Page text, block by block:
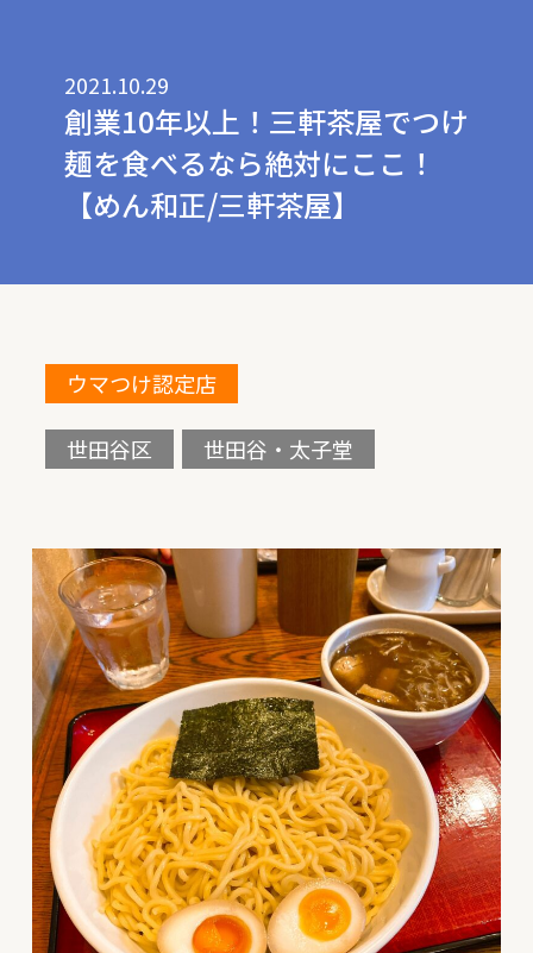
2021.10.29
創業10年以上！三軒茶屋でつけ
麺を食べるなら絶対にここ！
【めん和正/三軒茶屋】
ウマつけ認定店
世田谷区 世田谷・太子堂